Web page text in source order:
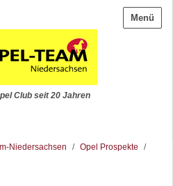
Menü
Club seit 20 Jahren
Niedersachsen / Opel Prospekte
/